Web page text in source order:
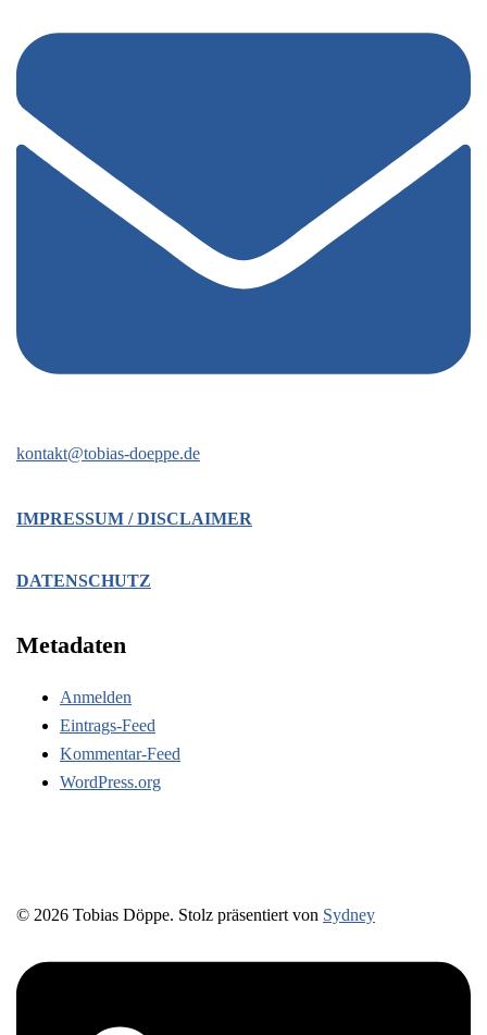
kontakt@tobias-doeppe.de
IMPRESSUM / DISCLAIMER
DATENSCHUTZ
Metadaten
Anmelden
Eintrags-Feed
Kommentar-Feed
WordPress.org
© 2026 Tobias Döppe. Stolz präsentiert von Sydney
tobiasdoeppe/